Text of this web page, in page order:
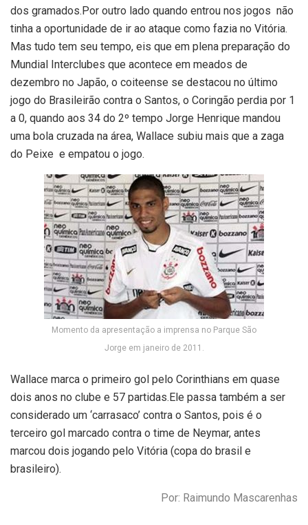
dos gramados.Por outro lado quando entrou nos jogos não
tinha a oportunidade de ir ao ataque como fazia no Vitória.
Mas tudo tem seu tempo, eis que em plena preparação do
Mundial Interclubes que acontece em meados de
dezembro no Japão, o coiteense se destacou no último
jogo do Brasileirão contra o Santos, o Coringão perdia por 1
a 0, quando aos 34 do 2º tempo Jorge Henrique mandou
uma bola cruzada na área, Wallace subiu mais que a zaga
do Peixe e empatou o jogo.
Momento da apresentação a imprensa no Parque São
Jorge em janeiro de 2011.
Wallace marca o primeiro gol pelo Corinthians em quase
dois anos no clube e 57 partidas.Ele passa também a ser
considerado um ‘carrasaco’ contra o Santos, pois é o
terceiro gol marcado contra o time de Neymar, antes
marcou dois jogando pelo Vitória (copa do brasil e
brasileiro).
Por: Raimundo Mascarenhas